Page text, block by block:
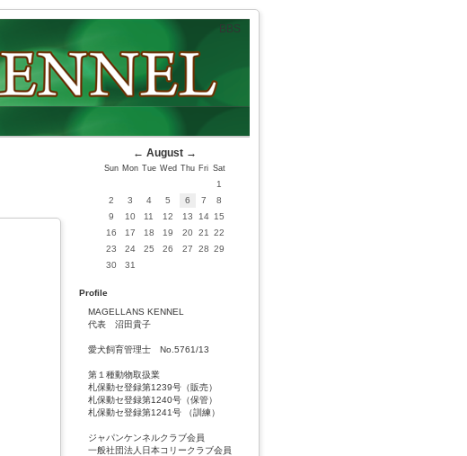
BBS
← August→
Sun Mon Tue Wed Thu Fri Sat
1
2
3 4 5 6 7
8
9
10 11 12 13 14 15
16
17 18 19 20 21
22
23
24 25 26 27 28 29
30
31
Profile
MAGELLANS KENNEL
代表 沼田貴子
愛犬飼育管理士 No.5761/13
第１種動物取扱業
札保動セ登録第1239号（販売）
札保動セ登録第1240号（保管）
札保動セ登録第1241号 （訓練）
ジャパンケンネルクラブ会員
一般社団法人日本コリークラブ会員